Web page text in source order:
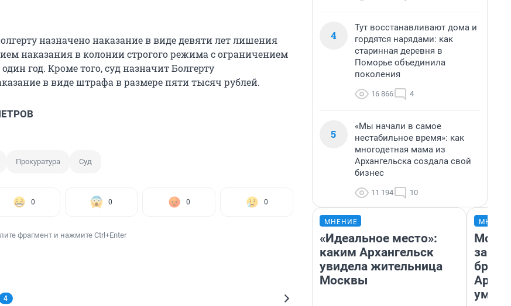
назначено наказание в виде девяти лет лишения
наказания в колонии строгого режима с ограничением
год. Кроме того, суд назначит Болгерту
в виде штрафа в размере пяти тысяч рублей.
Прокуратура Суд
0 0 0 0
фрагмент и нажмите Ctrl+Enter
4
4
Тут восстанавливают дома и
гордятся нарядами: как
старинная деревня в
Поморье объединила
поколения
16 866 4
5
«Мы начали в самое
нестабильное время»: как
многодетная мама из
Архангельска создала свой
бизнес
11 194 10
МНЕНИЕ
«Идеальное место»:
каким Архангельск
увидела жительница
Москвы